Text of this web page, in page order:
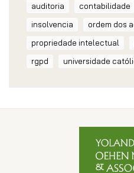
auditoria contabilidade
insolvencia
ordem dos
propriedade intelectual
rgpd
universidade